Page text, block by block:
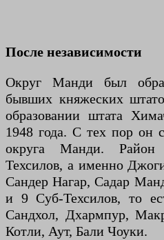
После независимости
Округ Манди был
бывших княжеских
образовании штата
1948 года. С тех пор он
округа Манди.
Техсилов, а именно
Сандер Нагар, Садар
и 9 Суб-Техсилов, то
Сандхол, Дхармпур,
Котли, Аут, Бали Чоуки.